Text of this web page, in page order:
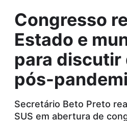
Congresso
Estado e
para discutir
pós-
Secretário Beto Preto
SUS em abertura de